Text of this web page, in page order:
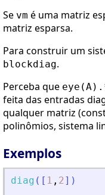
Se vm é uma matriz
matriz esparsa.
Para construir um
blockdiag.
Perceba que
feita das entradas
qualquer matriz
polinômios, sistema
Exemplos
diag ( [ 1 , 2] )